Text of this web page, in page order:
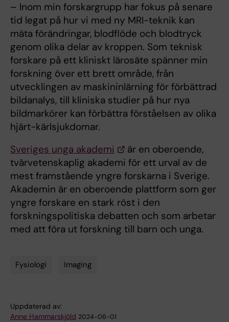
– Inom min forskargrupp har fokus på senare
tid legat på hur vi med ny MRI-teknik kan
mäta förändringar, blodflöde och blodtryck
genom olika delar av kroppen. Som teknisk
forskare på ett kliniskt lärosäte spänner min
forskning över ett brett område, från
utvecklingen av maskininlärning för förbättrad
bildanalys, till kliniska studier på hur nya
bildmarkörer kan förbättra förståelsen av olika
hjärt-kärlsjukdomar.
Sveriges unga akademi
är en oberoende,
tvärvetenskaplig akademi för ett urval av de
mest framstående yngre forskarna i Sverige.
Akademin är en oberoende plattform som ger
yngre forskare en stark röst i den
forskningspolitiska debatten och som arbetar
med att föra ut forskning till barn och unga.
Fysiologi Imaging
Uppdaterad av:
Anne Hammarskjöld 2024-06-01